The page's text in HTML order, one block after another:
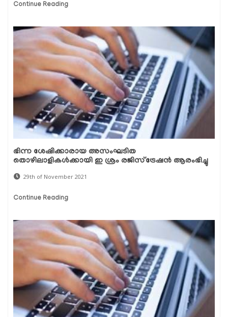
Continue Reading
ഭിന്ന ശേഷിക്കാരായ അസംഘടിത
തൊഴിലാളികള്‍ക്കായി ഇ ശ്രം രജിസ്‌ട്രേഷന്‍ ആരംഭിച്ചു
29th of November 2021
Continue Reading